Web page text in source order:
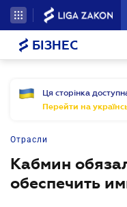
БІЗНЕС
Ця сторінка
Перейти на
Отрасли
Кабмин
обеспечить